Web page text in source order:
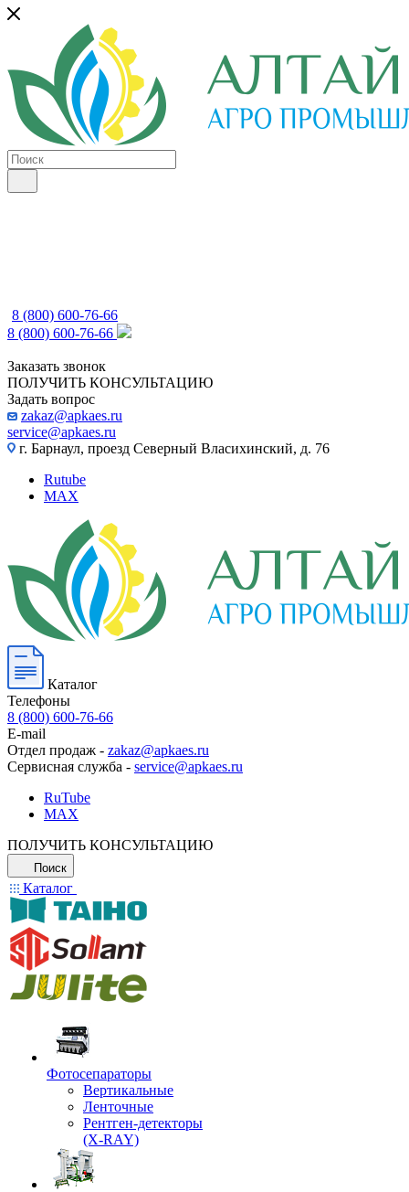
8 (800) 600-76-66
8 (800) 600-76-66
Заказать звонок
ПОЛУЧИТЬ КОНСУЛЬТАЦИЮ
Задать вопрос
zakaz@apkaes.ru
service@apkaes.ru
г. Барнаул, проезд Северный Власихинский, д. 76
Rutube
MAX
Каталог
Телефоны
8 (800) 600-76-66
E-mail
Отдел продаж - zakaz@apkaes.ru
Сервисная служба - service@apkaes.ru
RuTube
MAX
ПОЛУЧИТЬ КОНСУЛЬТАЦИЮ
Поиск
Каталог
Фотосепараторы
Вертикальные
Ленточные
Рентген-детекторы
(X-RAY)